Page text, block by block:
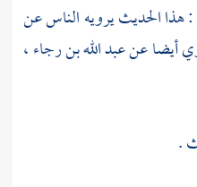
الحديث يرويه الناس عن
أيضا عنعبد الله بن رجاء،
.